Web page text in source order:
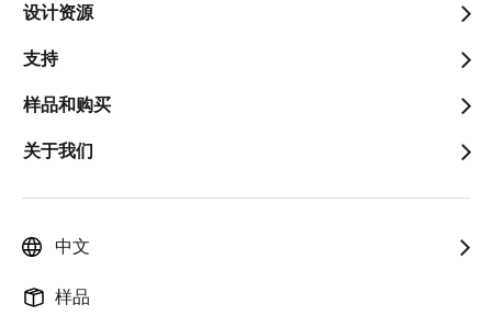
设计资源
支持
样品和购买
关于我们
中文
样品
Name used to describe Renesas
A
Package code maintained as part of